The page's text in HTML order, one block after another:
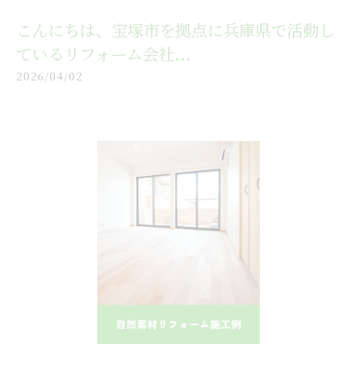
こんにちは、宝塚市を拠点に兵庫県で活動し
ているリフォーム会社...
2026/04/02